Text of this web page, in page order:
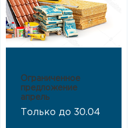
Ограниченное
предложение
апрель
Только до 30.04